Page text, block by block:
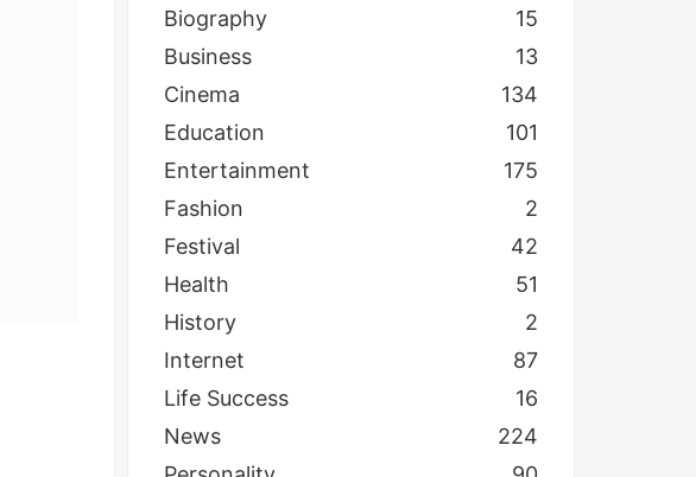
Biography
15
Business
13
Cinema
134
Education
101
Entertainment
175
Fashion
2
Festival
42
Health
51
History
2
Internet
87
Life Success
16
News
224